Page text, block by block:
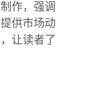
作，强调
供市场动
让读者了